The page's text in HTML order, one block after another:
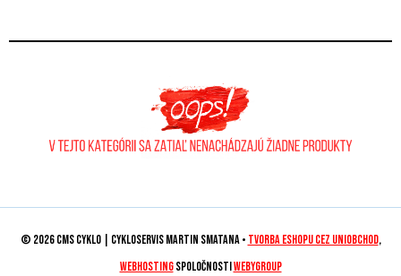
© 2026 CMS CYKLO | Cykloservis Martin Smatana • tvorba eshopu cez UNIobchod,
webhostingspoločnosti WEBYGROUP